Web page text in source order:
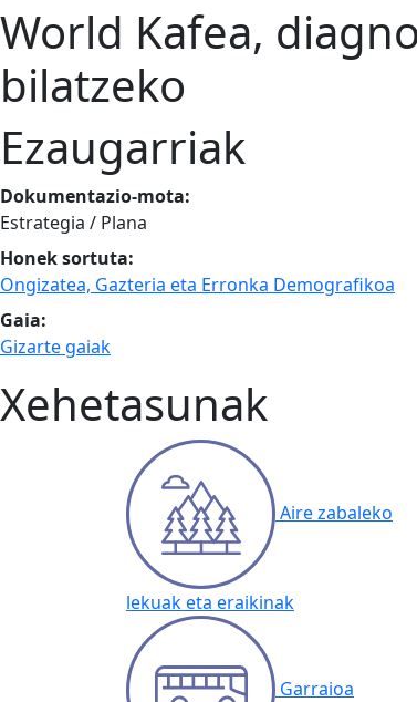
World Kafea,
bilatzeko
Ezaugarriak
Dokumentazio-mota:
Estrategia / Plana
Honek sortuta:
Ongizatea, Gazteria eta Erronka Demografikoa
Gaia:
Gizarte gaiak
Xehetasunak
Aire zabaleko
lekuak eta eraikinak
Garraioa